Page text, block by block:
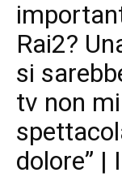
Rai2?
si
tv non
dolore” |